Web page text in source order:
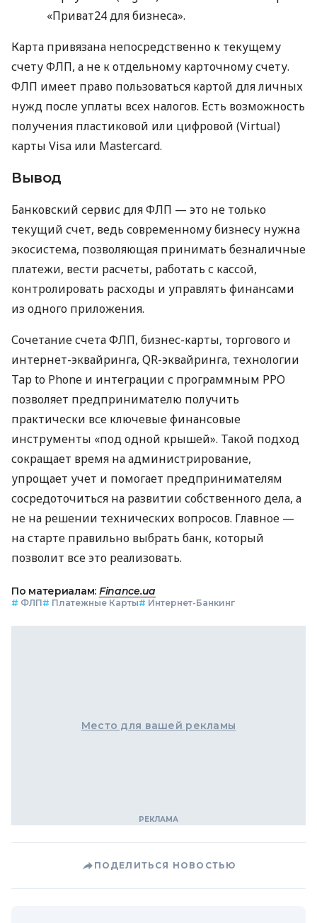
«Приват24 для бизнеса».
Карта привязана непосредственно к текущему
счету ФЛП, а не к отдельному карточному счету.
ФЛП имеет право пользоваться картой для личных
нужд после уплаты всех налогов. Есть возможность
получения пластиковой или цифровой (Virtual)
карты Visa или Mastercard.
Вывод
Банковский сервис для ФЛП — это не только
текущий счет, ведь современному бизнесу нужна
экосистема, позволяющая принимать безналичные
платежи, вести расчеты, работать с кассой,
контролировать расходы и управлять финансами
из одного приложения.
Сочетание счета ФЛП, бизнес-карты, торгового и
интернет-эквайринга, QR-эквайринга, технологии
Tap to Phone и интеграции с программным РРО
позволяет предпринимателю получить
практически все ключевые финансовые
инструменты «под одной крышей». Такой подход
сокращает время на администрирование,
упрощает учет и помогает предпринимателям
сосредоточиться на развитии собственного дела, а
не на решении технических вопросов. Главное —
на старте правильно выбрать банк, который
позволит все это реализовать.
По материалам: Finance.ua
# ФЛП# Платежные Карты# Интернет-Банкинг
Место для вашей рекламы
ПОДЕЛИТЬСЯ НОВОСТЬЮ